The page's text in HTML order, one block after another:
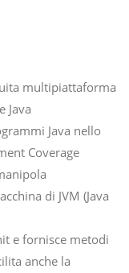
multipiattaforma
Java
Java nello
Coverage
di JVM (Java
e fornisce metodi
anche la